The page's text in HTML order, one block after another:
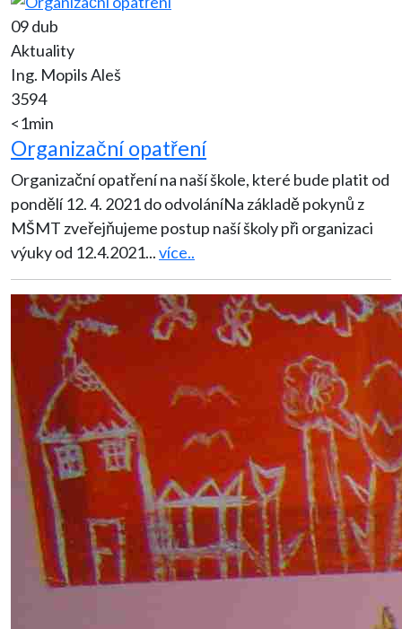
09 dub
Aktuality
Ing. Mopils Aleš
3594
<1min
Organizační opatření
Organizační opatření na naší škole, které bude platit od
pondělí 12. 4. 2021 do odvoláníNa základě pokynů z
MŠMT zveřejňujeme postup naší školy při organizaci
výuky od 12.4.2021...více..